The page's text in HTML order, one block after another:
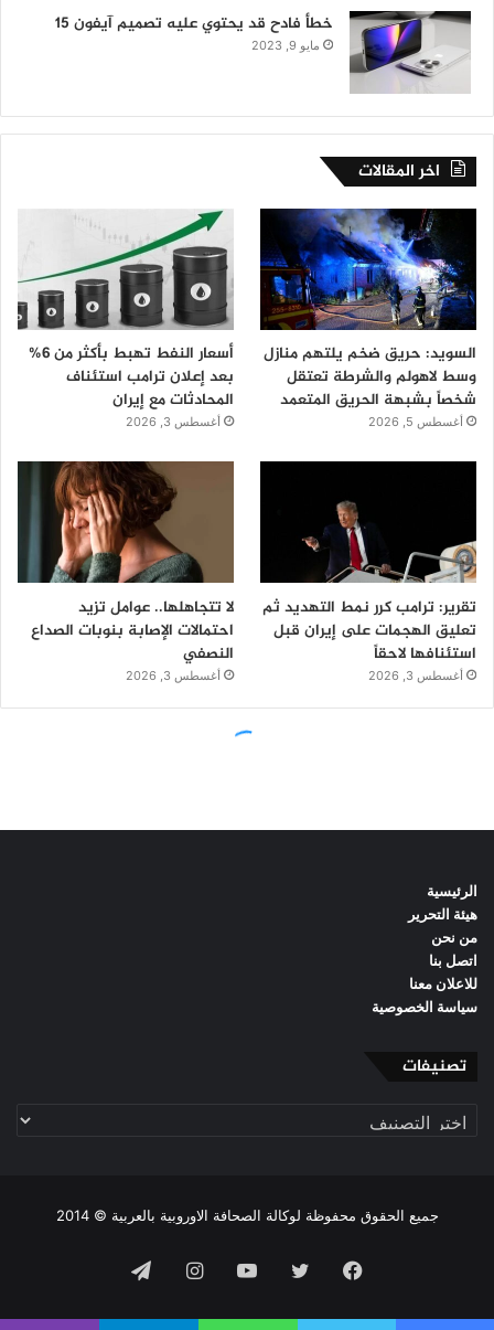
الرئيسية
هيئة التحرير
من نحن
اتصل بنا
للاعلان معنا
سياسة الخصوصية
تصنيفات
تصنيفات
جميع الحقوق محفوظة لوكالة الصحافة الاوروبية بالعربية © 2014
فيسبوك تويتر يوتيوبانستقرامتيلقرام